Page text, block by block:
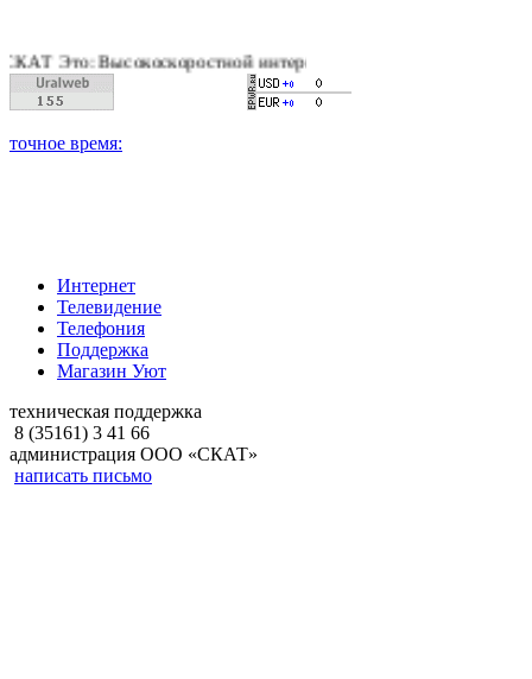
интернет, качественное цифровое и
Интернет
Телевидение
Телефония
Поддержка
Магазин Уют
техническая поддержка
8 (35161) 3 41 66
администрация ООО «СКАТ»
написать письмо